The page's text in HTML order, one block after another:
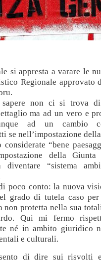
si appresta a varare le
Regionale approvato
non ci si trova
ma ad un vero e
ad un cambio
se nell’impostazione
considerate “bene
della
diventare “sistema
poco conto: la nuova
grado di tutela caso
non protetta nella sua
Qui mi fermo
né in ambito giuridico
e culturali.
di dire sui risvolti